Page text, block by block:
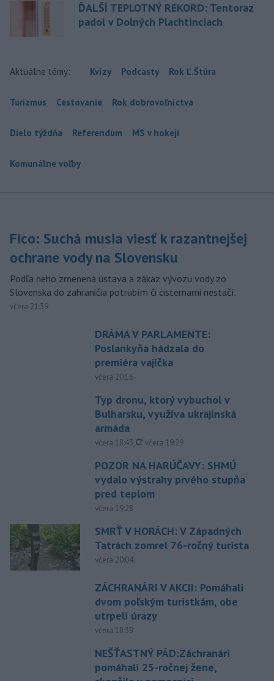
ĎALŠÍ TEPLOTNÝ REKORD: Tentoraz
padol v Dolných Plachtinciach
Aktuálne témy: Kvízy Podcasty Rok Ľ.Štúra
Turizmus Cestovanie Rok dobrovoľníctva
Dielo týždňa Referendum MS v hokeji
Komunálne voľby
Fico: Suchá musia viesť k razantnejšej
ochrane vody na Slovensku
Podľa neho zmenená ústava a zákaz vývozu vody zo
Slovenska do zahraničia potrubím či cisternami nestačí.
včera 21:39
DRÁMA V PARLAMENTE:
Poslankyňa hádzala do
premiéra vajíčka
včera 20:16
Typ dronu, ktorý vybuchol v
Bulharsku, využíva ukrajinská
armáda
včera 18:43, aktualizované
včera 19:29
POZOR NA HARÚČAVY: SHMÚ
vydalo výstrahy prvého stupňa
pred teplom
včera 19:28
SMRŤ V HORÁCH: V Západných
Tatrách zomrel 76-ročný turista
včera 20:04
ZÁCHRANÁRI V AKCII: Pomáhali
dvom poľským turistkám, obe
utrpeli úrazy
včera 18:39
NEŠŤASTNÝ PÁD:Záchranári
pomáhali 25-ročnej žene,